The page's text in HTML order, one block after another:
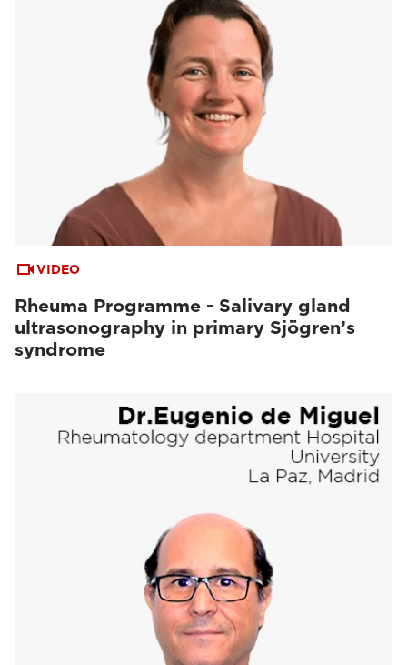
VIDEO
Rheuma Programme - Salivary gland
ultrasonography in primary Sjögren’s
syndrome